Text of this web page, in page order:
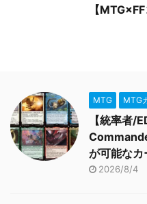
【MTG×FF
MTG MTG
【統率者
が可能なカ
2026/8/4